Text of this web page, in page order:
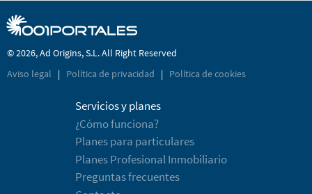
© 2026, Ad Origins, S.L. All Right Reserved
Aviso legal
| Política de privacidad | Política de cookies
Servicios y planes
¿Cómo funciona?
Planes para particulares
Planes Profesional Inmobiliario
Preguntas frecuentes